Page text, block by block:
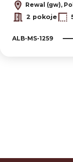
Rewal (gw),
2 pokoje
ALB-MS-1259